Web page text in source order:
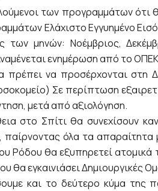
των προγραμμάτων ότι
Ελάχιστο Εγγυημένο
των μηνών: Νοέμβριος,
ενημέρωση από το
να προσέρχονται στη
Σε περίπτωση
μετά από αξιολόγηση.
στο Σπίτι θα συνεχίσουν
παίρνοντας όλα τα
Ρόδου θα εξυπηρετεί
θα εγκαινιάσει Δημιουργικές
και το δεύτερο κύμα της